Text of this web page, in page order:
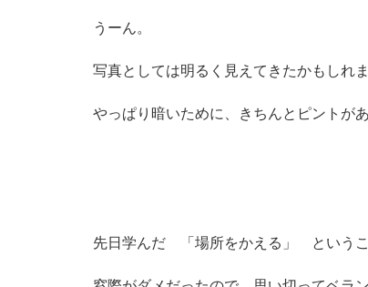
うーん。
写真としては明るく見えてきたかもしれま
やっぱり暗いために、きちんとピントが
先日学んだ 「場所をかえる」 というこ